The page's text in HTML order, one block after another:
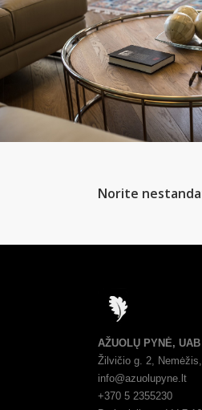
Norite
AŽUOLŲ PYNĖ, UAB
Žilvičio g. 2,
info@azuolupyne.lt
+370 5 2355230